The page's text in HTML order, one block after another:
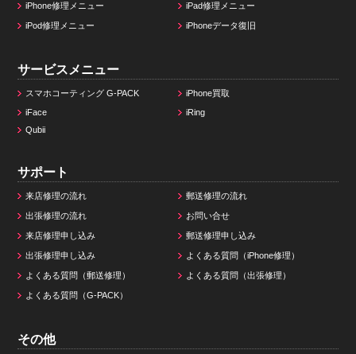
iPhone修理メニュー iPad修理メニュー
iPod修理メニュー iPhoneデータ復旧
サービスメニュー
スマホコーティング G-PACK
iPhone買取
iFace
iRing
Qubii
サポート
来店修理の流れ 郵送修理の流れ
出張修理の流れ お問い合せ
来店修理申し込み 郵送修理申し込み
出張修理申し込み よくある質問（iPhone修理）
よくある質問（郵送修理） よくある質問（出張修理）
よくある質問（G-PACK）
その他